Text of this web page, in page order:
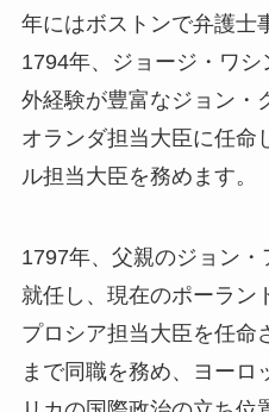
年にはボストンで弁護士
1794年、ジョージ・ワ
外経験が豊富なジョン・
オランダ担当大臣に任命
ル担当大臣を務めます。
1797年、父親のジョン
就任し、現在のポーラン
プロシア担当大臣を任命
まで同職を務め、ヨーロ